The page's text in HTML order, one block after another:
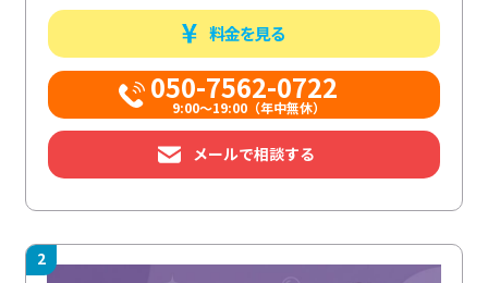
料金を見る
050-7562-0722
9:00～19:00（年中無休）
メールで相談する
2